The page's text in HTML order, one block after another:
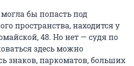
бы попасть под
пространства, находится у
48. Но нет — судя по
здесь можно
знаков, паркоматов, больших